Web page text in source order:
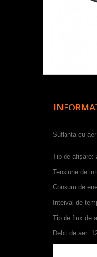
Suflanta cu
Tip de afișare:
Tensiune de
Consum de
Interval de
Tip de flux de
Debit de aer: